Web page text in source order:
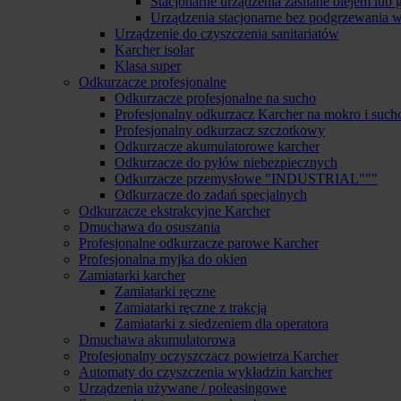
Urządzenia stacjonarne bez podgrzewania
Urządzenie do czyszczenia sanitariatów
Karcher isolar
Klasa super
Odkurzacze profesjonalne
Odkurzacze profesjonalne na sucho
Profesjonalny odkurzacz Karcher na mokro i
Profesjonalny odkurzacz szczotkowy
Odkurzacze akumulatorowe karcher
Odkurzacze do pyłów niebezpiecznych
Odkurzacze przemysłowe "INDUSTRIAL"""
Odkurzacze do zadań specjalnych
Odkurzacze ekstrakcyjne Karcher
Dmuchawa do osuszania
Profesjonalne odkurzacze parowe Karcher
Profesjonalna myjka do okien
Zamiatarki karcher
Zamiatarki ręczne
Zamiatarki ręczne z trakcją
Zamiatarki z siedzeniem dla operatora
Dmuchawa akumulatorowa
Profesjonalny oczyszczacz powietrza Karcher
Automaty do czyszczenia wykładzin karcher
Urządzenia używane / poleasingowe